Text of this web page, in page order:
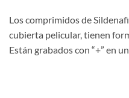
Los comprimidos de
cubierta pelicular, tienen
Están grabados con “+” en